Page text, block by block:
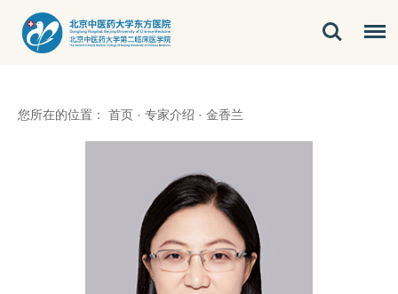
您所在的位置： 首页 · 专家介绍 · 金香兰